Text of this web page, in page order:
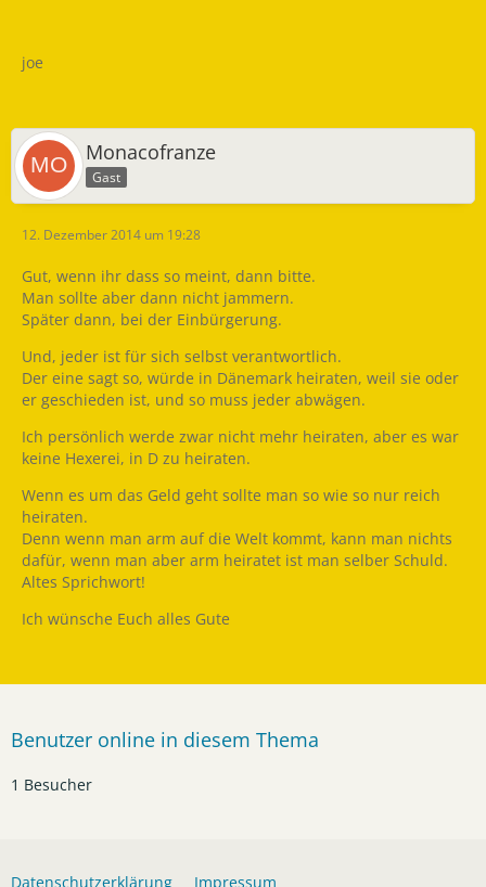
joe
Monacofranze
Gast
12. Dezember 2014 um 19:28
Gut, wenn ihr dass so meint, dann bitte.
Man sollte aber dann nicht jammern.
Später dann, bei der Einbürgerung.
Und, jeder ist für sich selbst verantwortlich.
Der eine sagt so, würde in Dänemark heiraten, weil sie oder
er geschieden ist, und so muss jeder abwägen.
Ich persönlich werde zwar nicht mehr heiraten, aber es war
keine Hexerei, in D zu heiraten.
Wenn es um das Geld geht sollte man so wie so nur reich
heiraten.
Denn wenn man arm auf die Welt kommt, kann man nichts
dafür, wenn man aber arm heiratet ist man selber Schuld.
Altes Sprichwort!
Ich wünsche Euch alles Gute
Benutzer online in diesem Thema
1 Besucher
Datenschutzerklärung Impressum